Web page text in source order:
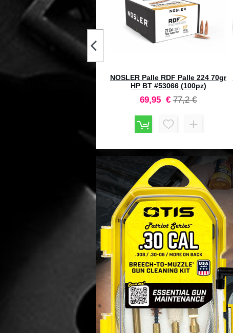
Palle Ballistic Tip 308"
NOSLER Palle RDF Palle 224 70gr
HP BT #53066 (100pz)
Prezzo
speciale
69,95 €Prezzo
77,2 €